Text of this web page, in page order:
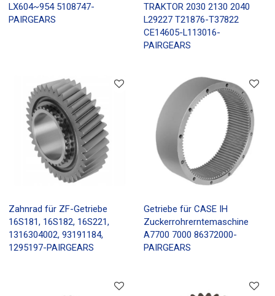
LX604~954 5108747-
PAIRGEARS
TRAKTOR 2030 2130 2040
L29227 T21876-T37822
CE14605-L113016-
PAIRGEARS
Zahnrad für ZF-Getriebe
16S181, 16S182, 16S221,
1316304002, 93191184,
1295197-PAIRGEARS
Getriebe für CASE IH
Zuckerrohrerntemaschine
A7700 7000 86372000-
PAIRGEARS